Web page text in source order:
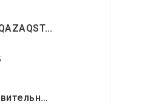
И Ресторанного Бизнеса Пройдет Этой Осенью В Алматы
Туризм Возглавляют Список Туристических Трендов 2025 Года В Регионе EEMEA